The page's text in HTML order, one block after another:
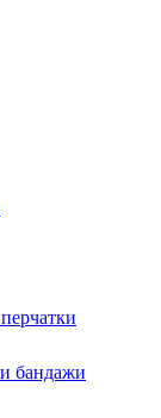
бандажи